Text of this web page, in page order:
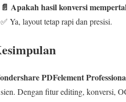
📄 Apakah hasil konversi
✅ Ya, layout tetap rapi dan presisi.
PDFelement
Dengan fitur editing, konversi,